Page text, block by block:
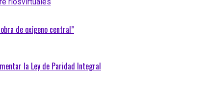
de oxígeno central”
la Ley de Paridad Integral